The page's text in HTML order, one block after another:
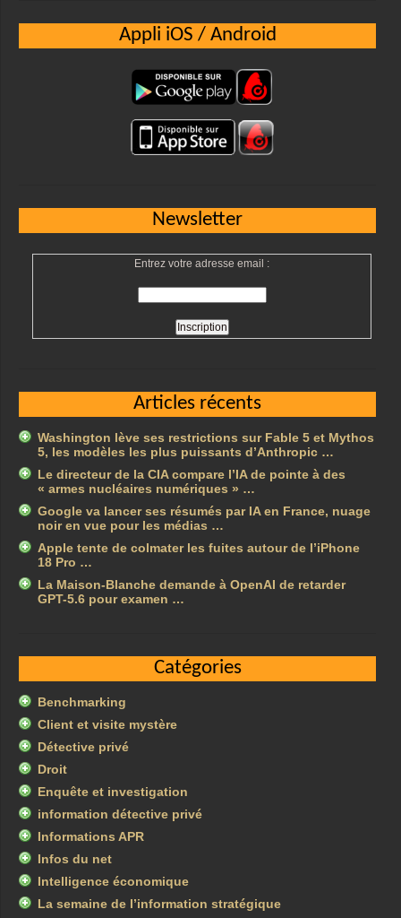
Appli iOS / Android
Newsletter
Entrez votre adresse email :
Articles récents
Washington lève ses restrictions sur Fable 5 et Mythos
5, les modèles les plus puissants d’Anthropic …
Le directeur de la CIA compare l’IA de pointe à des
« armes nucléaires numériques » …
Google va lancer ses résumés par IA en France, nuage
noir en vue pour les médias …
Apple tente de colmater les fuites autour de l’iPhone
18 Pro …
La Maison-Blanche demande à OpenAI de retarder
GPT-5.6 pour examen …
Catégories
Benchmarking
Client et visite mystère
Détective privé
Droit
Enquête et investigation
information détective privé
Informations APR
Infos du net
Intelligence économique
La semaine de l’information stratégique